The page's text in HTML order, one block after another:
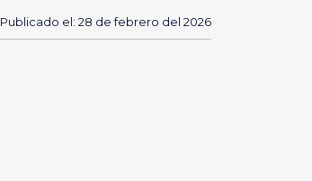
Publicado el: 28 de febrero del 2026